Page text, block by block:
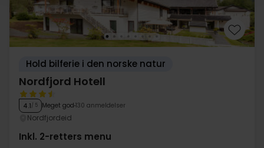
Hold bilferie i den norske natur
Nordfjord Hotell
4.1/ 5 Meget god 130 anmeldelser
Nordfjordeid
Inkl. 2-retters menu